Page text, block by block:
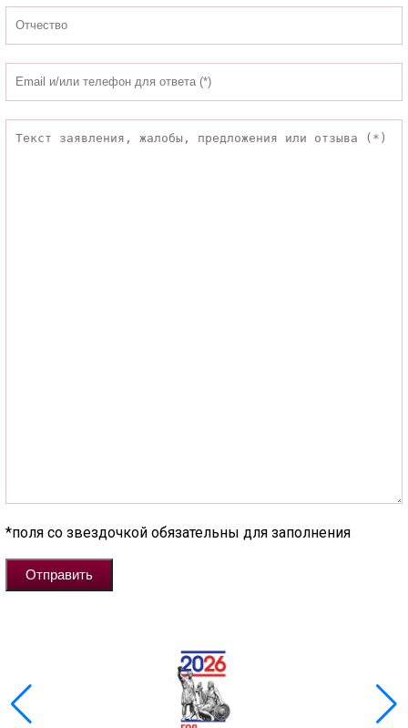
Настройки по умолчанию
*поля со звездочкой обязательны для заполнения
Отправить